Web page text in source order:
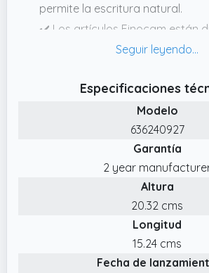
permite la escritura natural.
✔️ Los artículos Finocam están
para optimizar tu organización
la vez más bella.
incluye la información relativa a
agenda dispone también de otros
contenidos extra: datos
calendarios, fechas para
de países, mapa de los husos
festivos internacionales, tallas de
horarios, cosas que hacer,
mensual cuadriculada de 18
para anotaciones y hojas para
Especificaciones
Modelo
636240927
Garantía
2 year
Altura
20.32 cms
Longitud
15.24 cms
Fecha de